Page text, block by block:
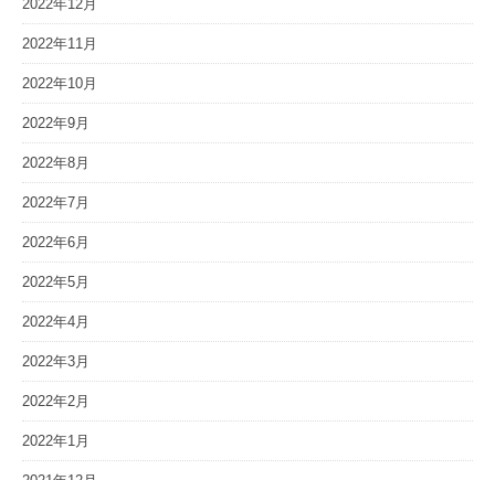
2022年12月
2022年11月
2022年10月
2022年9月
2022年8月
2022年7月
2022年6月
2022年5月
2022年4月
2022年3月
2022年2月
2022年1月